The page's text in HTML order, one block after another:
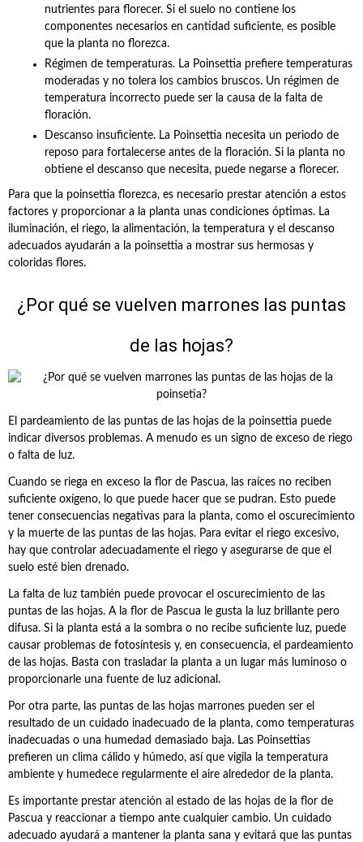
nutrientes para florecer. Si el suelo no contiene los
componentes necesarios en cantidad suficiente, es posible
que la planta no florezca.
Régimen de temperaturas. La Poinsettia prefiere temperaturas
moderadas y no tolera los cambios bruscos. Un régimen de
temperatura incorrecto puede ser la causa de la falta de
floración.
Descanso insuficiente. La Poinsettia necesita un periodo de
reposo para fortalecerse antes de la floración. Si la planta no
obtiene el descanso que necesita, puede negarse a florecer.
Para que la poinsettia florezca, es necesario prestar atención a estos
factores y proporcionar a la planta unas condiciones óptimas. La
iluminación, el riego, la alimentación, la temperatura y el descanso
adecuados ayudarán a la poinsettia a mostrar sus hermosas y
coloridas flores.
¿Por qué se vuelven marrones las puntas
de las hojas?
El pardeamiento de las puntas de las hojas de la poinsettia puede
indicar diversos problemas. A menudo es un signo de exceso de riego
o falta de luz.
Cuando se riega en exceso la flor de Pascua, las raíces no reciben
suficiente oxígeno, lo que puede hacer que se pudran. Esto puede
tener consecuencias negativas para la planta, como el oscurecimiento
y la muerte de las puntas de las hojas. Para evitar el riego excesivo,
hay que controlar adecuadamente el riego y asegurarse de que el
suelo esté bien drenado.
La falta de luz también puede provocar el oscurecimiento de las
puntas de las hojas. A la flor de Pascua le gusta la luz brillante pero
difusa. Si la planta está a la sombra o no recibe suficiente luz, puede
causar problemas de fotosíntesis y, en consecuencia, el pardeamiento
de las hojas. Basta con trasladar la planta a un lugar más luminoso o
proporcionarle una fuente de luz adicional.
Por otra parte, las puntas de las hojas marrones pueden ser el
resultado de un cuidado inadecuado de la planta, como temperaturas
inadecuadas o una humedad demasiado baja. Las Poinsettias
prefieren un clima cálido y húmedo, así que vigila la temperatura
ambiente y humedece regularmente el aire alrededor de la planta.
Es importante prestar atención al estado de las hojas de la flor de
Pascua y reaccionar a tiempo ante cualquier cambio. Un cuidado
adecuado ayudará a mantener la planta sana y evitará que las puntas